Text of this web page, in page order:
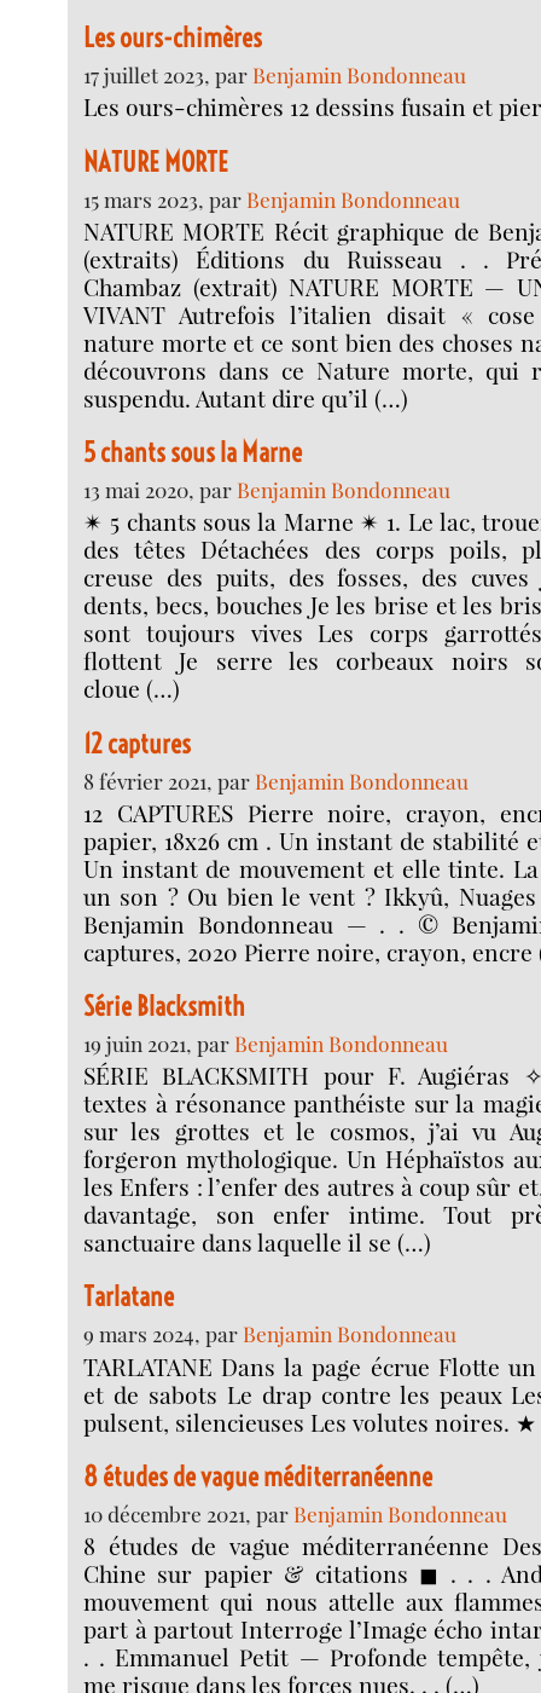
Les ours-chimères
17 juillet 2023, par Benjamin Bondonneau
Les ours-chimères 12 dessins fusain et
NATURE MORTE
15 mars 2023, par Benjamin Bondonneau
NATURE MORTE Récit graphique de
(extraits) Éditions du Ruisseau . .
Chambaz (extrait) NATURE MORTE —
VIVANT Autrefois l’italien disait «
nature morte et ce sont bien des choses
découvrons dans ce Nature morte, qui
suspendu. Autant dire qu’il (…)
5 chants sous la Marne
13 mai 2020, par Benjamin Bondonneau
✴︎ 5 chants sous la Marne ✴︎ 1. Le lac,
des têtes Détachées des corps poils,
creuse des puits, des fosses, des
dents, becs, bouches Je les brise et les
sont toujours vives Les corps
flottent Je serre les corbeaux noirs
cloue (…)
12 captures
8 février 2021, par Benjamin Bondonneau
12 CAPTURES Pierre noire, crayon,
papier, 18x26 cm . Un instant de stabilité
Un instant de mouvement et elle tinte.
un son ? Ou bien le vent ? Ikkyû,
Benjamin Bondonneau — . . ©
captures, 2020 Pierre noire, crayon,
Série Blacksmith
19 juin 2021, par Benjamin Bondonneau
SÉRIE BLACKSMITH pour F.
textes à résonance panthéiste sur la
sur les grottes et le cosmos, j’ai vu
forgeron mythologique. Un Héphaïstos
les Enfers : l’enfer des autres à coup sûr
davantage, son enfer intime. Tout
sanctuaire dans laquelle il se (…)
Tarlatane
9 mars 2024, par Benjamin Bondonneau
TARLATANE Dans la page écrue Flotte
et de sabots Le drap contre les peaux
pulsent, silencieuses Les volutes noires.
8 études de vague méditerranéenne
10 décembre 2021, par Benjamin Bondonneau
8 études de vague méditerranéenne
Chine sur papier & citations ◼︎ . . .
mouvement qui nous attelle aux
part à partout Interroge l’Image écho
. . Emmanuel Petit — Profonde
me risque dans les forces nues. . . (…)